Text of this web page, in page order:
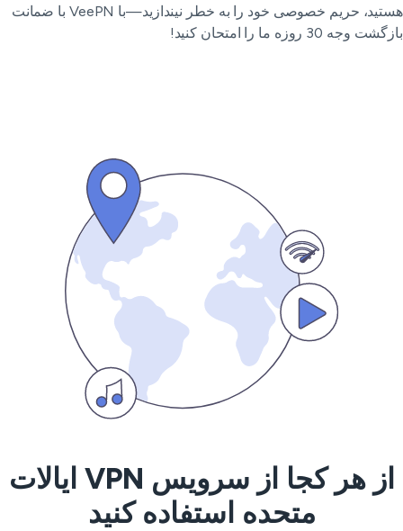
هستید، حریم خصوصی خود را به خطر نیندازید—با VeePN با ضمانت
وجه 30 روزه ما را امتحان کنید!
از هر کجا از سرویس VPN ایالات
متحده استفاده کنید